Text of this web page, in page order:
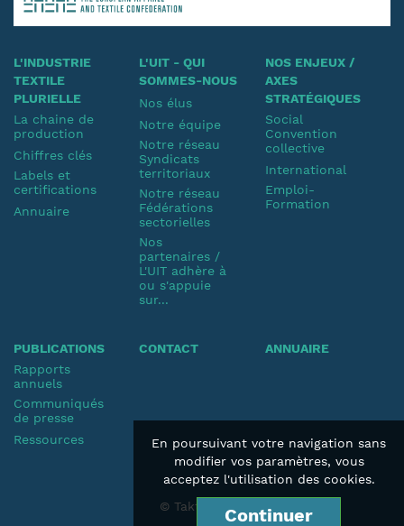
L'INDUSTRIE
TEXTILE
PLURIELLE
La chaine de
production
Chiffres clés
Labels et
certifications
Annuaire
L'UIT - QUI
SOMMES-NOUS
Nos élus
Notre équipe
Notre réseau
Syndicats
territoriaux
Notre réseau
Fédérations
sectorielles
Nos
partenaires /
L'UIT adhère à
ou s'appuie
sur...
NOS ENJEUX /
AXES
STRATÉGIQUES
Social
Convention
collective
International
Emploi-
Formation
PUBLICATIONS
Rapports
annuels
Communiqués
de presse
Ressources
CONTACT ANNUAIRE
© Taktik 2019
En poursuivant votre navigation sans
modifier vos paramètres, vous
acceptez l'utilisation des cookies.
Continuer